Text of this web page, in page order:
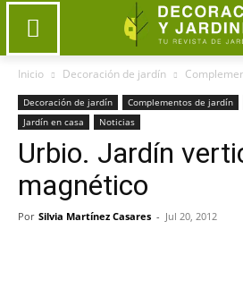
Inicio Decoración de jardín
Decoración de jardín Complementos de jardín
Jardín en casa
Noticias
Urbio. Jardín
magnético
Por Silvia Martínez Casares - Jul 20, 2012